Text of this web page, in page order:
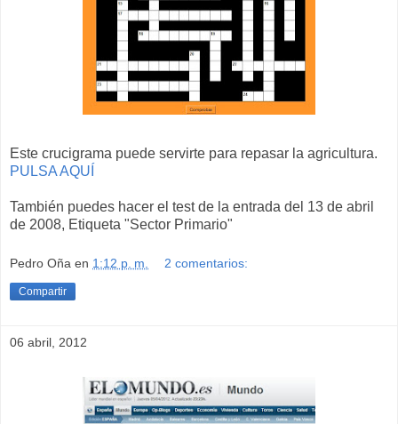
Este crucigrama puede servirte para repasar la agricultura.
PULSA AQUÍ
También puedes hacer el test de la entrada del 13 de abril
de 2008, Etiqueta "Sector Primario"
Pedro Oña en 1:12 p. m. 2 comentarios:
Compartir
06 abril, 2012